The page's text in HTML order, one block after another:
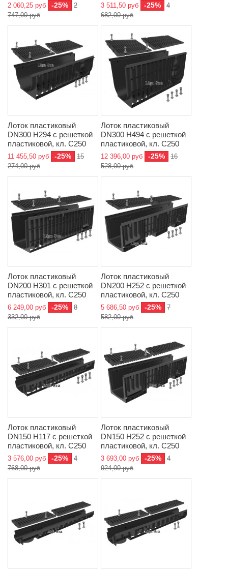
2 060,25 руб -25%
2
747,00 руб
3 511,50 руб -25%
4
682,00 руб
Лоток пластиковый
DN300 H294 с решеткой
пластиковой, кл. C250
11 455,50 руб -25%
15
274,00 руб
Лоток пластиковый
DN300 H494 с решеткой
пластиковой, кл. C250
12 396,00 руб -25%
16
528,00 руб
Лоток пластиковый
DN200 H301 с решеткой
пластиковой, кл. C250
6 249,00 руб -25%
8
332,00 руб
Лоток пластиковый
DN200 H252 с решеткой
пластиковой, кл. C250
5 686,50 руб -25%
7
582,00 руб
Лоток пластиковый
DN150 H117 с решеткой
пластиковой, кл. C250
3 576,00 руб -25%
4
768,00 руб
Лоток пластиковый
DN150 H252 с решеткой
пластиковой, кл. C250
3 693,00 руб -25%
4
924,00 руб